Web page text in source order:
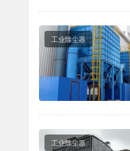
工业除尘器
工业除尘器